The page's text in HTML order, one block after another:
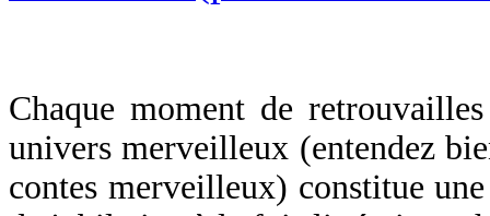
Chaque moment de
univers merveilleux (entendez
contes merveilleux) constitue